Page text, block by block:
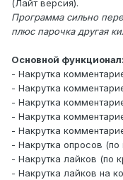
(Лайт версия).
Программа сильно
плюс парочка другая
Основной функционал:
- Накрутка
- Накрутка
- Накрутка
- Накрутка
- Накрутка
- Накрутка опросов (по
- Накрутка лайков (по
- Накрутка лайков на